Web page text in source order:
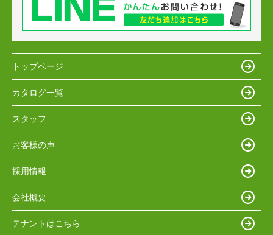
トップページ
カタログ一覧
スタッフ
お客様の声
採用情報
会社概要
テナントはこちら